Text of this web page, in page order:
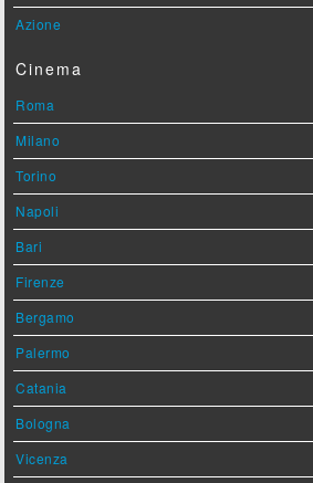
Azione
Cinema
Roma
Milano
Torino
Napoli
Bari
Firenze
Bergamo
Palermo
Catania
Bologna
Vicenza